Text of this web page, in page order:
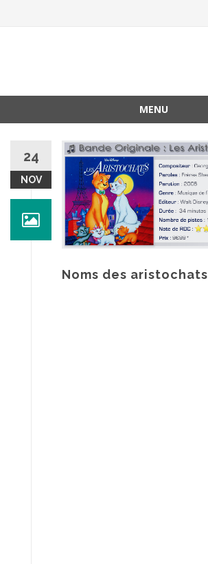
MENU
contenu
24
NOV
Noms des aristochats